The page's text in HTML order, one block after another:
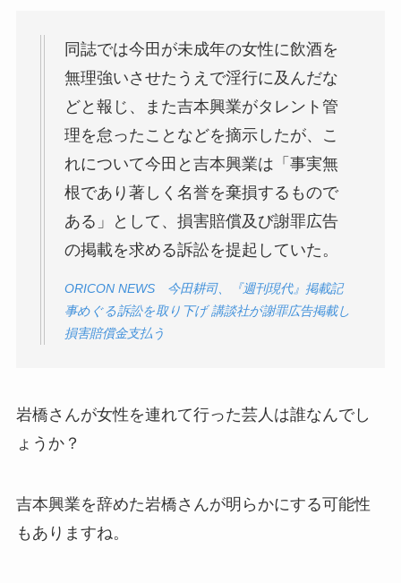
同誌では今田が未成年の女性に飲酒を
無理強いさせたうえで淫行に及んだな
どと報じ、また吉本興業がタレント管
理を怠ったことなどを摘示したが、こ
れについて今田と吉本興業は「事実無
根であり著しく名誉を棄損するもので
ある」として、損害賠償及び謝罪広告
の掲載を求める訴訟を提起していた。
ORICON NEWS 今田耕司、『週刊現代』掲載記
事めぐる訴訟を取り下げ 講談社が謝罪広告掲載し
損害賠償金支払う
岩橋さんが女性を連れて行った芸人は誰なんでし
ょうか？
吉本興業を辞めた岩橋さんが明らかにする可能性
もありますね。